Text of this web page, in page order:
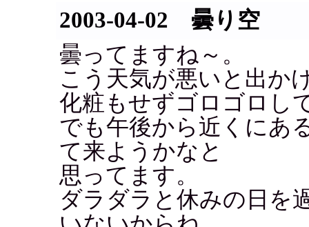
2003-04-02 曇り空
曇ってますね～。
こう天気が悪いと出か
化粧もせずゴロゴロし
でも午後から近くにあ
て来ようかなと
思ってます。
ダラダラと休みの日を